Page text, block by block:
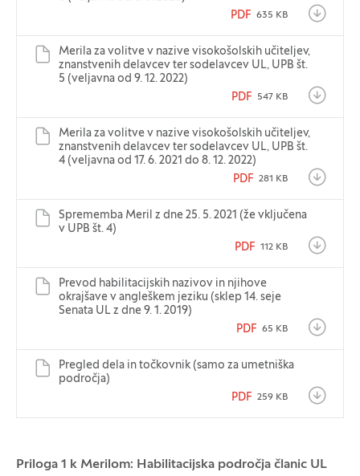
PDF 635 KB
Merila za volitve v nazive visokošolskih učiteljev,
znanstvenih delavcev ter sodelavcev UL, UPB št.
5 (veljavna od 9. 12. 2022)
PDF
547 KB
Merila za volitve v nazive visokošolskih učiteljev,
znanstvenih delavcev ter sodelavcev UL, UPB št.
4 (veljavna od 17. 6. 2021 do 8. 12. 2022)
PDF 281 KB
Sprememba Meril z dne 25. 5. 2021 (že vključena
v UPB št. 4)
PDF 112 KB
Prevod habilitacijskih nazivov in njihove
okrajšave v angleškem jeziku (sklep 14. seje
Senata UL z dne 9. 1. 2019)
PDF 65 KB
Pregled dela in točkovnik (samo za umetniška
področja)
PDF 259 KB
Priloga 1 k Merilom: Habilitacijska področja članic UL